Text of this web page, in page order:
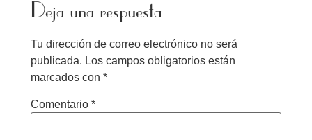
Deja una respuesta
Tu dirección de correo electrónico no será
publicada. Los campos obligatorios están
marcados con *
Comentario *